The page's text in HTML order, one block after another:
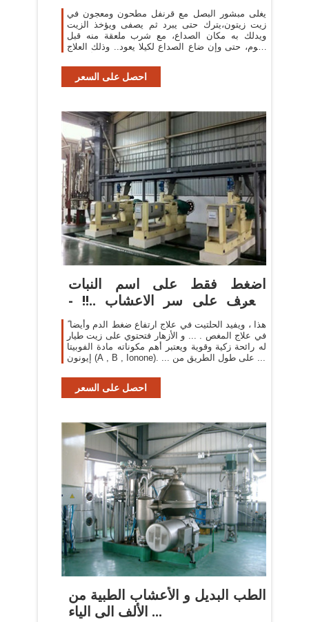
يغلى مبشور البصل مع قرنفل مطحون ومعجون في
زيت زيتون،يترك حتى يبرد ثم يصفى ويؤخذ الزيت
ويدلك به مكان الصداع، مع شرب ملعقة منه قبل
النوم، حتى وإن ضاع الصداع لكيلا يعود.. وذلك العلاج
احصل على السعر
اضغط فقط على اسم النبات
وتعرف على سر الاعشاب ..!! -
صفحة 2
هذا ، ويفيد الحلتيت في علاج ارتفاع ضغط الدم وأيضا ً
في علاج المغص . ... و الأزهار فتحتوي على زيت طيار
له رائحة زكية وقوية ويعتبر أهم مكوناته مادة الفوبيتا
إيونون (A , B , Ionone). ... على طول الطريق من ...
احصل على السعر
الطب البديل و الأعشاب الطبية من
الألف الى الياء ...